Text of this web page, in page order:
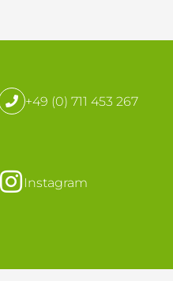
+49 (0) 711 453 267
Instagram